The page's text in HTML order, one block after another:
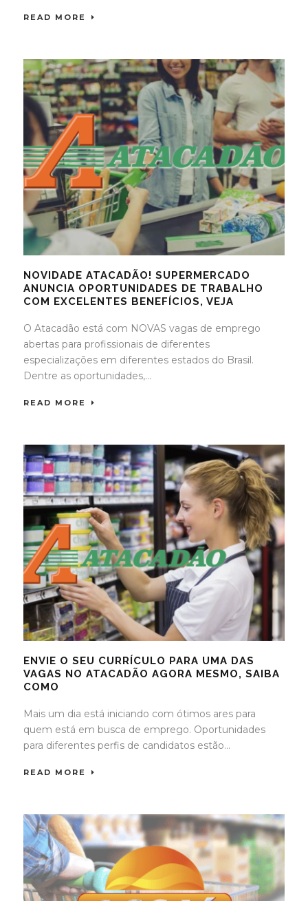
READ MORE
NOVIDADE ATACADÃO! SUPERMERCADO
ANUNCIA OPORTUNIDADES DE TRABALHO
COM EXCELENTES BENEFÍCIOS, VEJA
O Atacadão está com NOVAS vagas de emprego
abertas para profissionais de diferentes
especializações em diferentes estados do Brasil.
Dentre as oportunidades,...
READ MORE
ENVIE O SEU CURRÍCULO PARA UMA DAS
VAGAS NO ATACADÃO AGORA MESMO, SAIBA
COMO
Mais um dia está iniciando com ótimos ares para
quem está em busca de emprego. Oportunidades
para diferentes perfis de candidatos estão...
READ MORE